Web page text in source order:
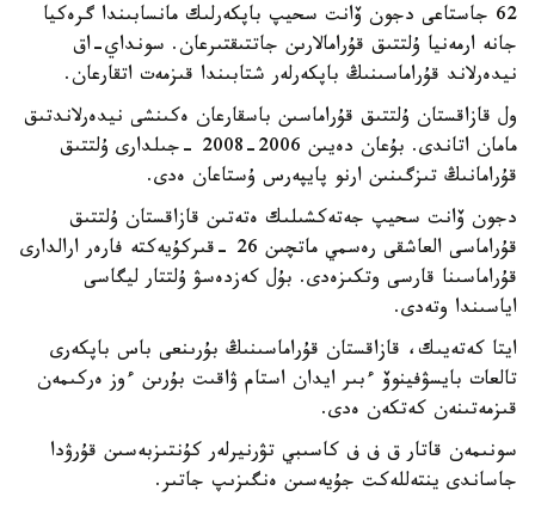
62 جاستاعى دجون ۆانت سحيپ باپكەرلىك مانسابىندا گرەكيا
جانە ارمەنيا ۇلتتىق قۇرامالارىن جاتتىقتىرعان. سونداي-اق
نيدەرلاند قۇراماسىنىڭ باپكەرلەر شتابىندا قىزمەت اتقارعان.
ول قازاقستان ۇلتتىق قۇراماسىن باسقارعان ەكىنشى نيدەرلاندتىق
مامان اتاندى. بۇعان دەيىن 2006-2008 -جىلدارى ۇلتتىق
قۇرامانىڭ تىزگىنىن ارنو پايپەرس ۇستاعان ەدى.
دجون ۆانت سحيپ جەتەكشىلىك ەتەتىن قازاقستان ۇلتتىق
قۇراماسى العاشقى رەسمي ماتچىن 26 -قىركۇيەكتە فارەر ارالدارى
قۇراماسىنا قارسى وتكىزەدى. بۇل كەزدەسۋ ۇلتتار ليگاسى
اياسىندا وتەدى.
ايتا كەتەيىك، قازاقستان قۇراماسىنىڭ بۇرىنعى باس باپكەرى
تالعات بايسۋفينوۆ ءبىر ايدان استام ۋاقىت بۇرىن ءوز ەركىمەن
قىزمەتىنەن كەتكەن ەدى.
سونىمەن قاتار ق ف ف كاسىبي تۋرنيرلەر كۇنتىزبەسىن قۇرۋدا
جاساندى ينتەللەكت جۇيەسىن ەنگىزىپ جاتىر.